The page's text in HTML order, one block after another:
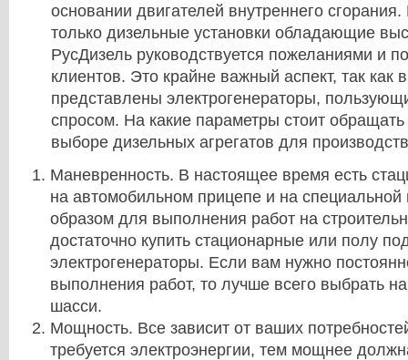
основании двигателей внутреннего
только дизельные установки обладающие
РусДизель руководствуется пожеланиями и
клиентов. Это крайне важный аспект, так как
представлены электрогенераторы,
спросом. На какие параметры стоит
выборе дизельных агрегатов для
Маневренность. В настоящее время есть
на автомобильном прицепе и на
образом для выполнения работ на
достаточно купить стационарные или полу
электрогенераторы. Если вам нужно
выполнения работ, то лучше всего выбрать
шасси.
Мощность. Все зависит от ваших
требуется электроэнергии, тем мощнее